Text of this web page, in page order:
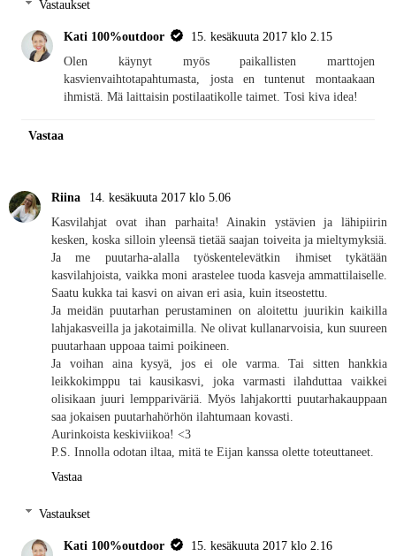
Vastaukset
Kati 100%outdoor
15. kesäkuuta 2017 klo 2.15
Olen käynyt myös paikallisten marttojen
kasvienvaihtotapahtumasta, josta en tuntenut montaakaan
ihmistä. Mä laittaisin postilaatikolle taimet. Tosi kiva idea!
Vastaa
Riina
14. kesäkuuta 2017 klo 5.06
Kasvilahjat ovat ihan parhaita! Ainakin ystävien ja lähipiirin
kesken, koska silloin yleensä tietää saajan toiveita ja mieltymyksiä.
Ja me puutarha-alalla työskentelevätkin ihmiset tykätään
kasvilahjoista, vaikka moni arastelee tuoda kasveja ammattilaiselle.
Saatu kukka tai kasvi on aivan eri asia, kuin itseostettu.
Ja meidän puutarhan perustaminen on aloitettu juurikin kaikilla
lahjakasveilla ja jakotaimilla. Ne olivat kullanarvoisia, kun suureen
puutarhaan uppoaa taimi poikineen.
Ja voihan aina kysyä, jos ei ole varma. Tai sitten hankkia
leikkokimppu tai kausikasvi, joka varmasti ilahduttaa vaikkei
olisikaan juuri lemppariväriä. Myös lahjakortti puutarhakauppaan
saa jokaisen puutarhahörhön ilahtumaan kovasti.
Aurinkoista keskiviikoa! <3
P.S. Innolla odotan iltaa, mitä te Eijan kanssa olette toteuttaneet.
Vastaa
Vastaukset
Kati 100%outdoor 15. kesäkuuta 2017 klo 2.16